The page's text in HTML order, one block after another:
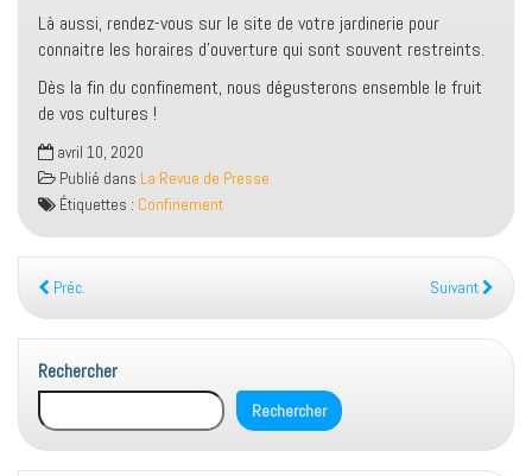
Là aussi, rendez-vous sur le site de votre jardinerie pour
connaitre les horaires d’ouverture qui sont souvent restreints.
Dès la fin du confinement, nous dégusterons ensemble le fruit
de vos cultures !
avril 10, 2020
Publié dans La Revue de Presse
Étiquettes : Confinement
Préc. Suivant
Rechercher
Rechercher